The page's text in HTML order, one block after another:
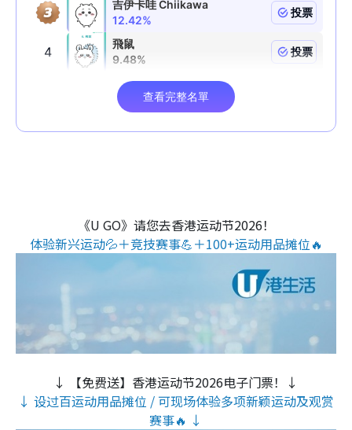
《U GO》请您去香港运动节2026！
体验新兴运动💦＋竞技赛事💪＋100+运动用品摊位🔥
↓ 【免费送】香港运动节2026电子门票！↓
↓ 设过百运动用品摊位 / 可现场体验多项新颖运动及观赏
赛事🔥 ↓